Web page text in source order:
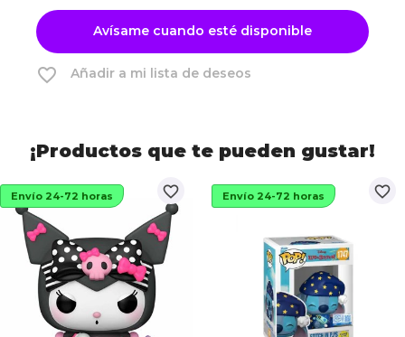
Avísame cuando esté disponible
favorite_border Añadir a mi lista de deseos
¡Productos que te pueden gustar!
favorite_border
Envío 24-72 horas favorite_border
Envío 24-72 horas